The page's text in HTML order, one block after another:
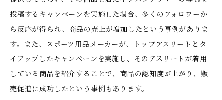
投稿するキャンペーンを実施した場合、多くのフォロワーか
ら反応が得られ、商品の売上が増加したという事例がありま
す。また、スポーツ用品メーカーが、トップアスリートとタ
イアップしたキャンペーンを実施し、そのアスリートが着用
している商品を紹介することで、商品の認知度が上がり、販
売促進に成功したという事例もあります。